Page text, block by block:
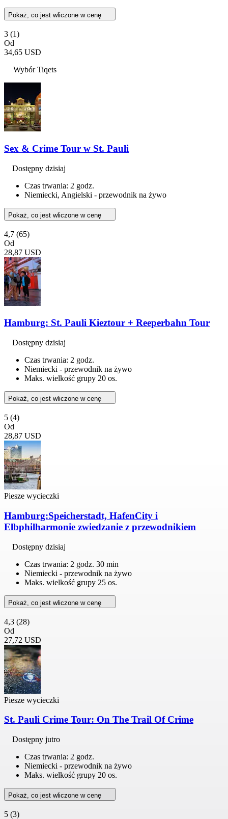
Pokaż, co jest wliczone w cenę
3 (1)
Od
34,65 USD
Wybór Tiqets
Sex & Crime Tour w St. Pauli
Dostępny dzisiaj
Czas trwania: 2 godz.
Niemiecki, Angielski - przewodnik na żywo
Pokaż, co jest wliczone w cenę
4,7 (65)
Od
28,87 USD
Hamburg: St. Pauli Kieztour + Reeperbahn Tour
Dostępny dzisiaj
Czas trwania: 2 godz.
Niemiecki - przewodnik na żywo
Maks. wielkość grupy 20 os.
Pokaż, co jest wliczone w cenę
5 (4)
Od
28,87 USD
Piesze wycieczki
Hamburg:Speicherstadt, HafenCity i
Elbphilharmonie zwiedzanie z przewodnikiem
Dostępny dzisiaj
Czas trwania: 2 godz. 30 min
Niemiecki - przewodnik na żywo
Maks. wielkość grupy 25 os.
Pokaż, co jest wliczone w cenę
4,3 (28)
Od
27,72 USD
Piesze wycieczki
St. Pauli Crime Tour: On The Trail Of Crime
Dostępny jutro
Czas trwania: 2 godz.
Niemiecki - przewodnik na żywo
Maks. wielkość grupy 20 os.
Pokaż, co jest wliczone w cenę
5 (3)